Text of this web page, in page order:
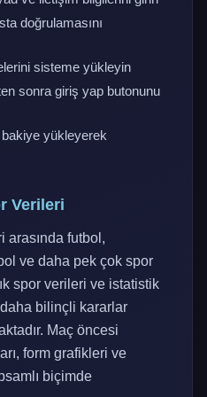
doğrulamasını
sisteme yükleyin
sonra giriş yap butonunu
bakiye yükleyerek
Verileri
arasında futbol,
ve daha pek çok spor
spor verileri ve istatistik
daha bilinçli kararlar
Maç öncesi
form grafikleri ve
biçimde